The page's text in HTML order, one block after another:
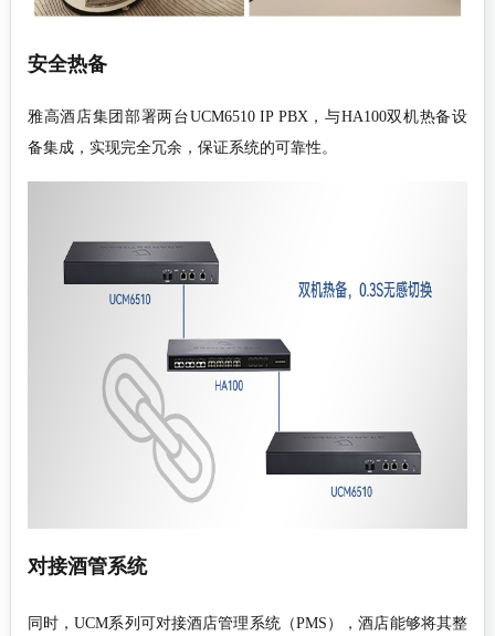
安全热备
雅高酒店集团部署两台UCM6510 IP PBX，与HA100双机热备设
备集成，实现完全冗余，保证系统的可靠性。
对接酒管系统
同时，UCM系列可对接酒店管理系统（PMS），酒店能够将其整